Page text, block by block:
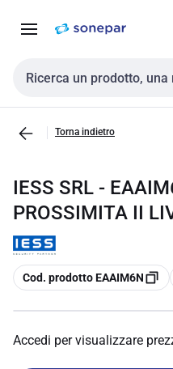
navigazione alla
Cerca input
Torna indietro
IESS SRL -
PROSSIMITA II
copia
Cod. prodotto EAAIM6N
Accedi per visualizzare